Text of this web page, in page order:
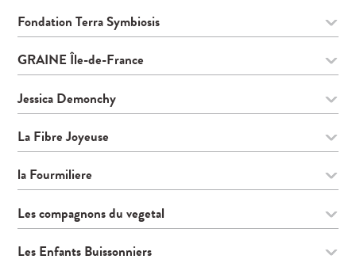
Fondation Terra Symbiosis
GRAINE Île-de-France
Jessica Demonchy
La Fibre Joyeuse
la Fourmiliere
Les compagnons du vegetal
Les Enfants Buissonniers